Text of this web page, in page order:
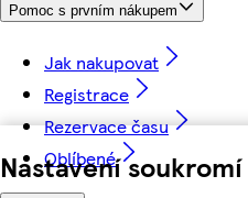
Nastavení
Pomoc s prvním nákupem
Jak nakupovat
Registrace
Rezervace času
Oblíbené